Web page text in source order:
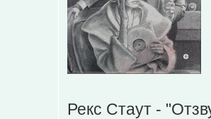
Рекс Стаут -